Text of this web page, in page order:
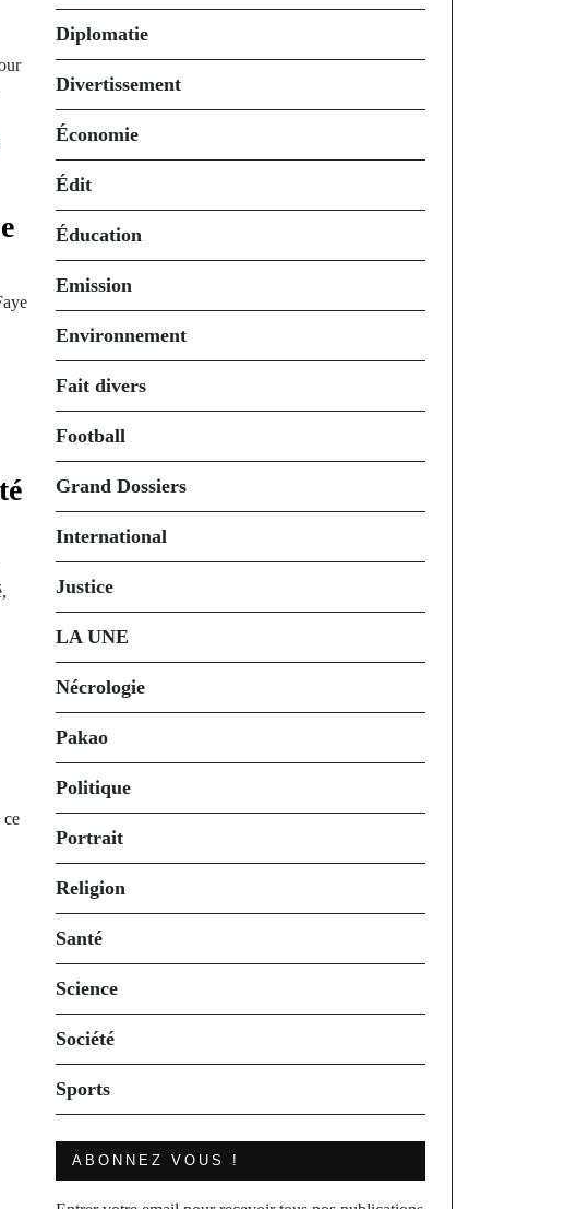
ce
Diplomatie
Divertissement
Économie
Édit
Éducation
Emission
Environnement
Fait divers
Football
Grand Dossiers
International
Justice
LA UNE
Nécrologie
Pakao
Politique
Portrait
Religion
Santé
Science
Société
Sports
ABONNEZ VOUS !